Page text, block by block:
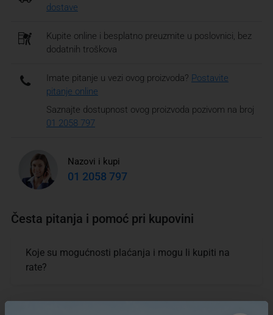
dostave
Kupite online i besplatno preuzmite u poslovnici, bez
dodatnih troškova
Imate pitanje u vezi ovog proizvoda? Postavite
pitanje online
Saznajte dostupnost ovog proizvoda pozivom na broj
01 2058 797
Nazovi i kupi
01 2058 797
Česta pitanja i pomoć pri kupovini
Koje su mogućnosti plaćanja i mogu li kupiti na
rate?